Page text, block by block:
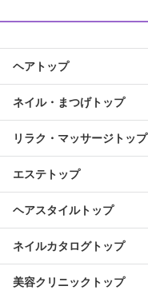
ヘアトップ
ネイル・まつげトップ
リラク・マッサージトップ
エステトップ
ヘアスタイルトップ
ネイルカタログトップ
美容クリニックトップ